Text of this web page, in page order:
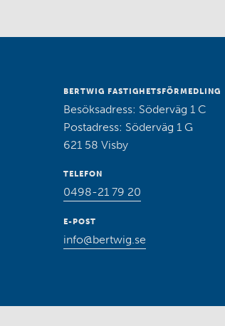
BERTWIG FASTIGHETSFÖRMEDLING
Besöksadress: Söderväg 1 C
Postadress: Söderväg 1 G
621 58 Visby
TELEFON
0498-21 79 20
E-POST
info@bertwig.se